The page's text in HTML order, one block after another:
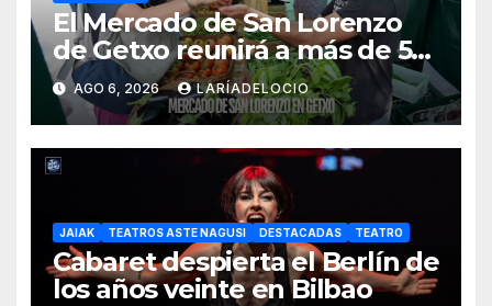
El Mercado de San Lorenzo
de Getxo reunirá a más de 50
productores del País Vasco
AGO 6, 2026 LARÍADELOCIO
JAIAK TEATROS ASTE NAGUSI DESTACADAS TEATRO
Cabaret despierta el Berlín de
los años veinte en Bilbao